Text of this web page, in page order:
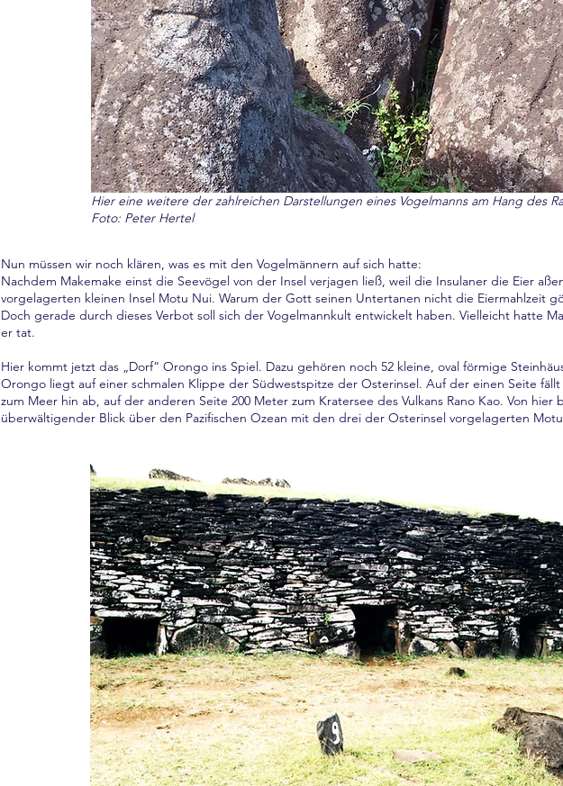
Hier eine weitere der zahlreichen Darstellungen eines Vogelmanns am Hang des
Foto: Peter Hertel
Nun müssen wir noch klären, was es mit den Vogelmännern auf sich hatte:
Nachdem Makemake einst die Seevögel von der Insel verjagen ließ, weil die Insulaner die Eier
vorgelagerten kleinen Insel Motu Nui. Warum der Gott seinen Untertanen nicht die Eiermahlzeit
Doch gerade durch dieses Verbot soll sich der Vogelmannkult entwickelt haben. Vielleicht hatte
er tat.
Hier kommt jetzt das „Dorf“ Orongo ins Spiel. Dazu gehören noch 52 kleine, oval förmige
Orongo liegt auf einer schmalen Klippe der Südwestspitze der Osterinsel. Auf der einen Seite
zum Meer hin ab, auf der anderen Seite 200 Meter zum Kratersee des Vulkans Rano Kao. Von hier
überwältigender Blick über den Pazifischen Ozean mit den drei der Osterinsel vorgelagerten